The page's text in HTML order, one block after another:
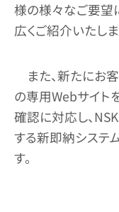
様の様々なご要望
広くご紹介いたしま
また、新たにお
の専用Webサイト
確認に対応し、
する新即納システ
す。